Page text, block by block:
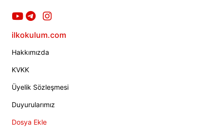
ilkokulum.com
Hakkımızda
KVKK
Üyelik Sözleşmesi
Duyurularımız
Dosya Ekle